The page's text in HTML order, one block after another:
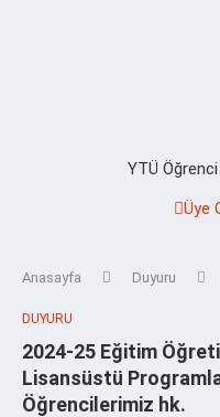
YTÜ
Üye
Anasayfa Duyuru
DUYURU
2024-25 Eğitim
Lisansüstü
Öğrencilerimiz hk.